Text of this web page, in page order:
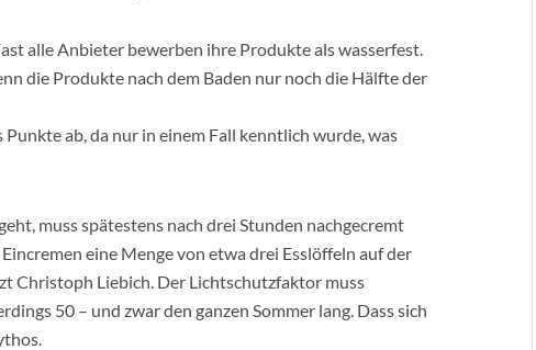
alle Anbieter bewerben ihre Produkte als wasserfest.
die Produkte nach dem Baden nur noch die Hälfte der
ab, da nur in einem Fall kenntlich wurde, was
muss spätestens nach drei Stunden nachgecremt
eine Menge von etwa drei Esslöffeln auf der
Christoph Liebich. Der Lichtschutzfaktor muss
50 – und zwar den ganzen Sommer lang. Dass sich